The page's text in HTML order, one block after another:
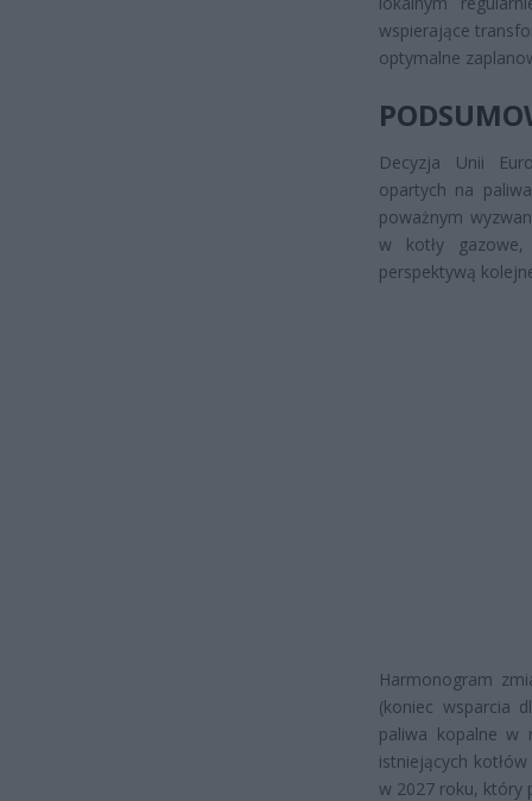
wspierające
optymalne
Decyzja Unii
opartych na
poważnym
w kotły
perspektywą
Harmonogram
(koniec wsparcia
paliwa kopalne w
istniejących
w 2027 roku, który